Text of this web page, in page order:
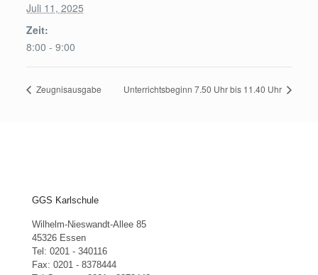
Juli 11, 2025
Zeit:
8:00 - 9:00
Zeugnisausgabe Unterrichtsbeginn 7.50 Uhr bis 11.40 Uhr
GGS Karlschule
Wilhelm-Nieswandt-Allee 85
45326 Essen
Tel: 0201 - 340116
Fax: 0201 - 8378444